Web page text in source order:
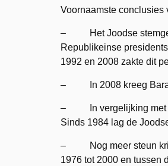
Voornaamste conclusies
– Het Joodse
Republikeinse
1992 en 2008 zakte dit
– In 2008 kreeg
– In vergelijking met
Sinds 1984 lag de
– Nog meer steun
1976 tot 2000 en tussen